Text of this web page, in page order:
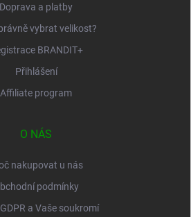
Doprava a platby
vybrat velikost?
BRANDIT+
Přihlášení
Affiliate program
O NÁS
nakupovat u nás
podmínky
a Vaše soukromí